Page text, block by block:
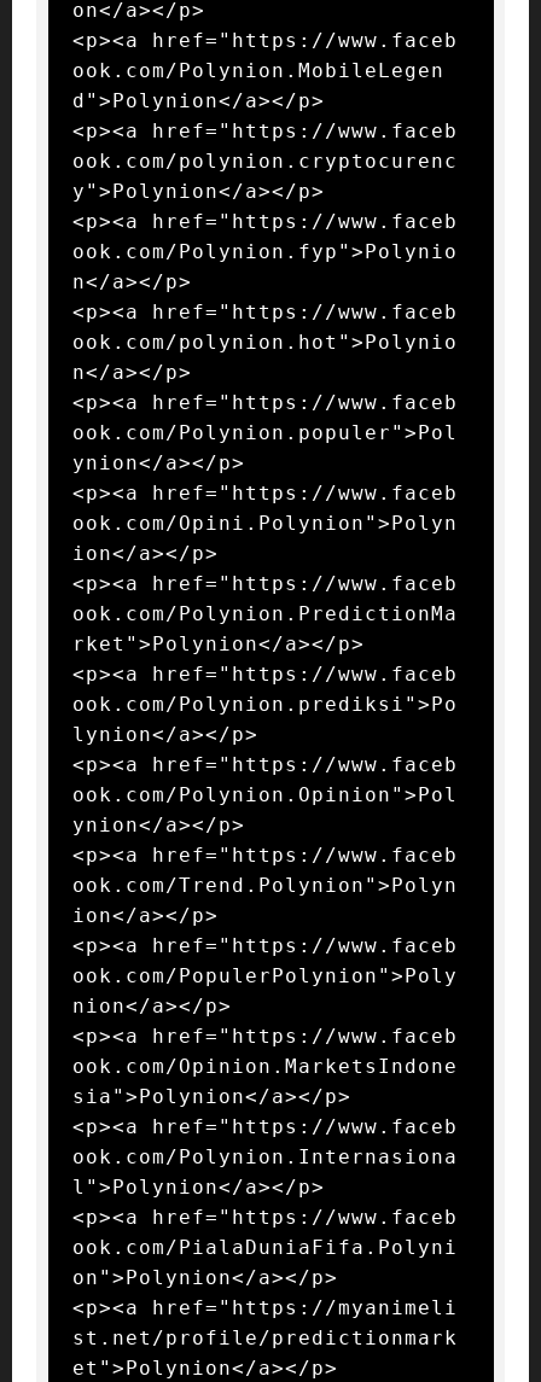
on</a></p>
<p><a href="https://www.faceb
ook.com/Polynion.MobileLegen
d">Polynion</a></p>
<p><a href="https://www.faceb
ook.com/polynion.cryptocurenc
y">Polynion</a></p>
<p><a href="https://www.faceb
ook.com/Polynion.fyp">Polynio
n</a></p>
<p><a href="https://www.faceb
ook.com/polynion.hot">Polynio
n</a></p>
<p><a href="https://www.faceb
ook.com/Polynion.populer">Pol
ynion</a></p>
<p><a href="https://www.faceb
ook.com/Opini.Polynion">Polyn
ion</a></p>
<p><a href="https://www.faceb
ook.com/Polynion.PredictionMa
rket">Polynion</a></p>
<p><a href="https://www.faceb
ook.com/Polynion.prediksi">Po
lynion</a></p>
<p><a href="https://www.faceb
ook.com/Polynion.Opinion">Pol
ynion</a></p>
<p><a href="https://www.faceb
ook.com/Trend.Polynion">Polyn
ion</a></p>
<p><a href="https://www.faceb
ook.com/PopulerPolynion">Poly
nion</a></p>
<p><a href="https://www.faceb
ook.com/Opinion.MarketsIndone
sia">Polynion</a></p>
<p><a href="https://www.faceb
ook.com/Polynion.Internasiona
l">Polynion</a></p>
<p><a href="https://www.faceb
ook.com/PialaDuniaFifa.Polyni
on">Polynion</a></p>
<p><a href="https://myanimeli
st.net/profile/predictionmark
et">Polynion</a></p>